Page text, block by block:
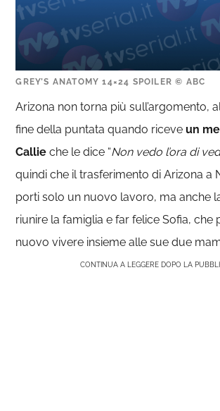
GREY’S ANATOMY 14×24 SPOILER © ABC
Arizona non torna più sull’argomento,
fine della puntata quando riceveun
Callie che le dice “Non vedo l’ora di
quindi che il trasferimento di Arizona a
porti solo un nuovo lavoro, ma anche
riunire la famiglia e far felice Sofia, che
nuovo vivere insieme alle sue due
CONTINUA A LEGGERE DOPO LA